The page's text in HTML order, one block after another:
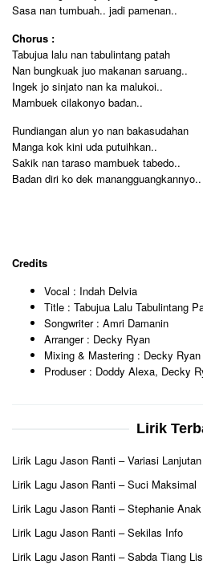
Sasa nan tumbuah.. jadi pamenan..
Chorus :
Tabujua lalu nan tabulintang patah
Nan bungkuak juo makanan saruang..
Ingek jo sinjato nan ka malukoi..
Mambuek cilakonyo badan..
Rundiangan alun yo nan bakasudahan
Manga kok kini uda putuihkan..
Sakik nan taraso mambuek tabedo..
Badan diri ko dek manangguangkannyo..
Credits
Vocal : Indah Delvia
Title : Tabujua Lalu Tabulintang
Songwriter : Amri Damanin
Arranger : Decky Ryan
Mixing & Mastering : Decky Ryan
Produser : Doddy Alexa, Decky
Lirik
Lirik Lagu Jason Ranti – Variasi Lanjutan
Lirik Lagu Jason Ranti – Suci Maksimal
Lirik Lagu Jason Ranti – Stephanie
Lirik Lagu Jason Ranti – Sekilas Info
Lirik Lagu Jason Ranti – Sabda Tiang